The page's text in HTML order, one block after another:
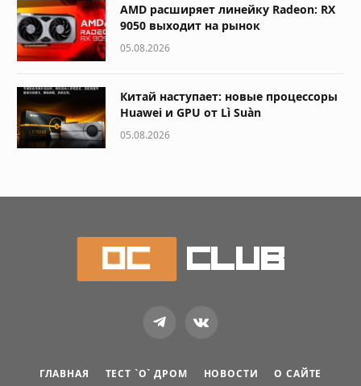
AMD расширяет линейку Radeon: RX
9050 выходит на рынок
05.08.2026
Китай наступает: новые процессоры
Huawei и GPU от Lì Suàn
05.08.2026
TelegramVKontakte
ГЛАВНАЯ ТЕСТ `О` ДРОМ НОВОСТИ О САЙТЕ